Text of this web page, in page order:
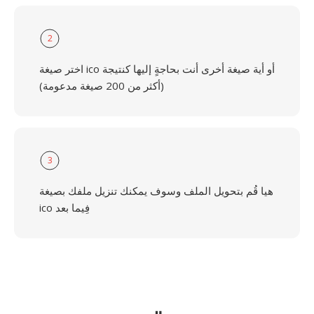
2
اختر صيغة ico أو أية صيغة أخرى أنت بحاجةٍ إليها كنتيجة
(أكثر من 200 صيغة مدعومة)
3
هيا قُم بتحويل الملف وسوف يمكنك تنزيل ملفك بصيغة
ico فِيما بعد